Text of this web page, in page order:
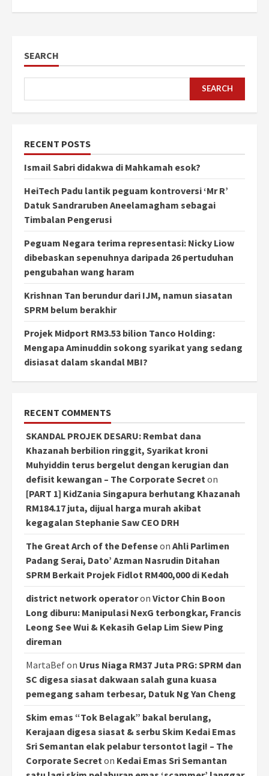
SEARCH
SEARCH
RECENT POSTS
Ismail Sabri didakwa di Mahkamah esok?
HeiTech Padu lantik peguam kontroversi ‘Mr R’
Datuk Sandraruben Aneelamagham sebagai
Timbalan Pengerusi
Peguam Negara terima representasi: Nicky Liow
dibebaskan sepenuhnya daripada 26 pertuduhan
pengubahan wang haram
Krishnan Tan berundur dari IJM, namun siasatan
SPRM belum berakhir
Projek Midport RM3.53 bilion Tanco Holding:
Mengapa Aminuddin sokong syarikat yang sedang
disiasat dalam skandal MBI?
RECENT COMMENTS
SKANDAL PROJEK DESARU: Rembat dana
Khazanah berbilion ringgit, Syarikat kroni
Muhyiddin terus bergelut dengan kerugian dan
defisit kewangan – The Corporate Secret on
[PART 1] KidZania Singapura berhutang Khazanah
RM184.17 juta, dijual harga murah akibat
kegagalan Stephanie Saw CEO DRH
The Great Arch of the Defenseon Ahli Parlimen
Padang Serai, Dato’ Azman Nasrudin Ditahan
SPRM Berkait Projek Fidlot RM400,000 di Kedah
district network operatoron Victor Chin Boon
Long diburu: Manipulasi NexG terbongkar, Francis
Leong See Wui & Kekasih Gelap Lim Siew Ping
direman
MartaBefon Urus Niaga RM37 Juta PRG: SPRM dan
SC digesa siasat dakwaan salah guna kuasa
pemegang saham terbesar, Datuk Ng Yan Cheng
Skim emas “Tok Belagak” bakal berulang,
Kerajaan digesa siasat & serbu Skim Kedai Emas
Sri Semantan elak pelabur tersontot lagi! – The
Corporate Secret on Kedai Emas Sri Semantan